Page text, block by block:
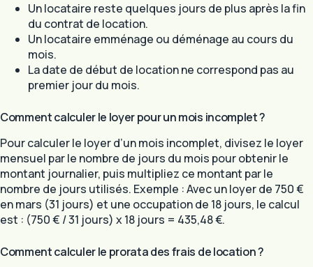
Un locataire reste quelques jours de plus après la fin
du contrat de location.
Un locataire emménage ou déménage au cours du
mois.
La date de début de location ne correspond pas au
premier jour du mois.
Comment calculer le loyer pour un mois incomplet ?
Pour calculer le loyer d’un mois incomplet, divisez le loyer
mensuel par le nombre de jours du mois pour obtenir le
montant journalier, puis multipliez ce montant par le
nombre de jours utilisés. Exemple : Avec un loyer de 750 €
en mars (31 jours) et une occupation de 18 jours, le calcul
est : (750 € / 31 jours) x 18 jours = 435,48 €.
Comment calculer le prorata des frais de location ?